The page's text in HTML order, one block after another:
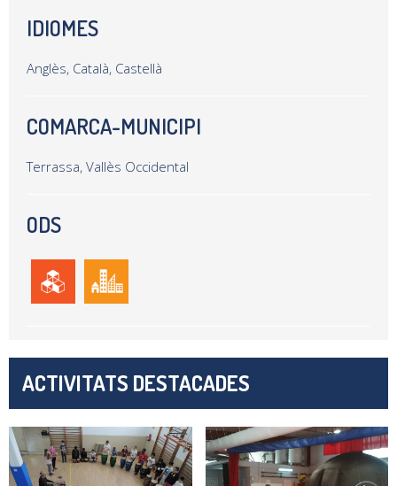
IDIOMES
Anglès, Català, Castellà
COMARCA-MUNICIPI
Terrassa, Vallès Occidental
ODS
ACTIVITATS DESTACADES